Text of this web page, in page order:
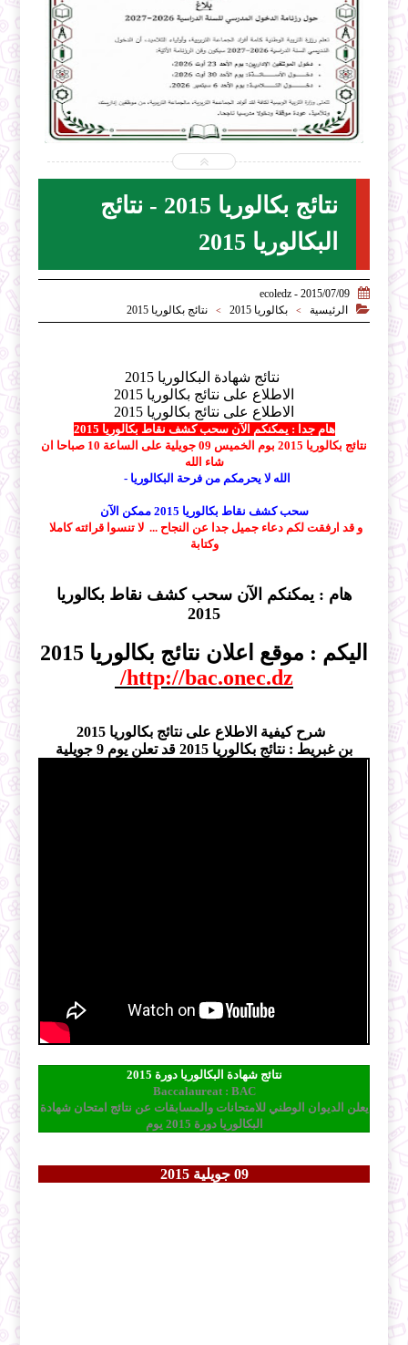
2026-07-31
ecoledz.net
نتائج بكالوريا 2015 - نتائج
البكالوريا 2015

2015/07/09 - ecoledz

الرئيسية > بكالوريا 2015 > نتائج بكالوريا 2015
نتائج شهادة البكالوريا 2015
الاطلاع على نتائج بكالوريا 2015
الاطلاع على نتائج بكالوريا 2015
هام جدا : يمكنكم الآن سحب كشف نقاط بكالوريا 2015
نتائج بكالوريا 2015 بوم الخميس 09
جويلية على الساعة 10 صباحا ان
شاء الله
الله لا يحرمكم من فرحة البكالوريا -
سحب كشف نقاط بكالوريا 2015 ممكن الآن
و قد ارفقت لكم دعاء جميل جدا عن النجاح ... لا تنسوا قرائته كاملا
وكتابة
هام : يمكنكم الآن سحب كشف نقاط بكالوريا
2015
اليكم : موقع اعلان نتائج بكالوريا 2015
http://bac.onec.dz/
شرح كيفية الاطلاع على نتائج بكالوريا 2015
بن غبريط : نتائج بكالوريا 2015 قد تعلن يوم 9 جويلية
نتائج شهادة البكالوريا دورة 2015
Baccalaureat : BAC
يعلن الديوان الوطني للامتحانات والمسابقات عن نتائج امتحان شهادة
البكالوريا دورة 2015 يوم
09 جويلية 2015